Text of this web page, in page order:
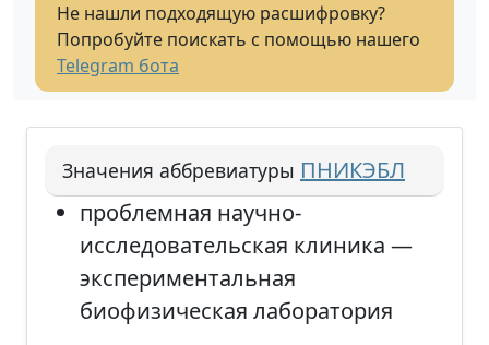
Не нашли подходящую расшифровку?
Попробуйте поискать с помощью нашего
Telegram бота
Значения аббревиатуры ПНИКЭБЛ
проблемная научно-
исследовательская клиника —
экспериментальная
биофизическая лаборатория